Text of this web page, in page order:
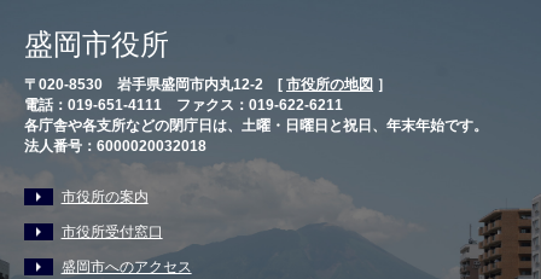
盛岡市役所
〒020-8530 岩手県盛岡市内丸12-2 [ 市役所の地図 ］
電話：019-651-4111 ファクス：019-622-6211
各庁舎や各支所などの閉庁日は、土曜・日曜日と祝日、年末年始です。
法人番号：6000020032018
市役所の案内
市役所受付窓口
盛岡市へのアクセス